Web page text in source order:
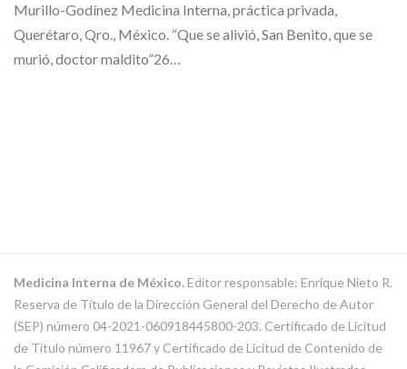
Murillo-Godínez Medicina Interna, práctica privada,
Querétaro, Qro., México. “Que se alivió, San Benito, que se
murió, doctor maldito”26…
Medicina Interna de México.Editor responsable: Enrique Nieto R.
Reserva de Título de la Dirección General del Derecho de Autor
(SEP) número 04-2021-060918445800-203. Certificado de Licitud
de Título número 11967 y Certificado de Licitud de Contenido de